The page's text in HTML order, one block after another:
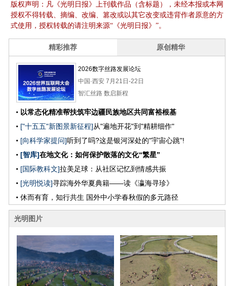
版权声明：凡《光明日报》上刊载作品（含标题），未经本报或本网
授权不得转载、摘编、改编、篡改或以其它改变或违背作者原意的方
式使用，授权转载的请注明来源“《光明日报》”。